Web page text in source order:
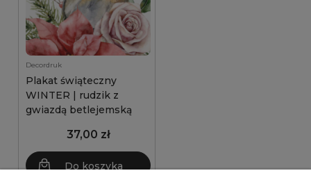
Decordruk
Plakat świąteczny
WINTER | rudzik z
gwiazdą betlejemską
37,00 zł
Do koszyka